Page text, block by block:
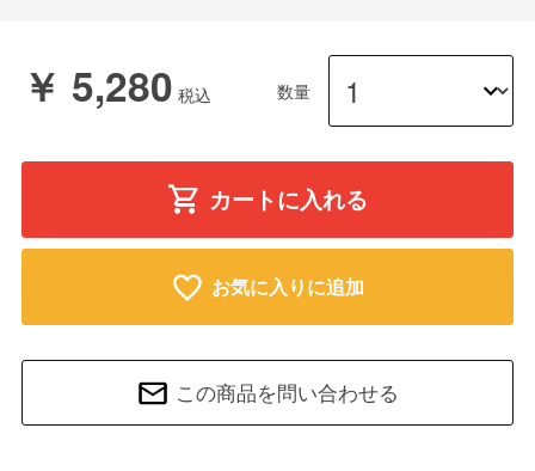
￥ 5,280 数量
カートに入れる
お気に入りに追加
この商品を問い合わせる